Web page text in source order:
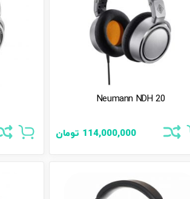
Neumann NDH 20
114,000,000 تومان